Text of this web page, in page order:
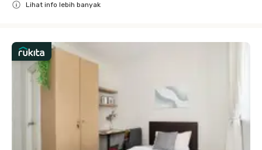
Lihat info lebih banyak